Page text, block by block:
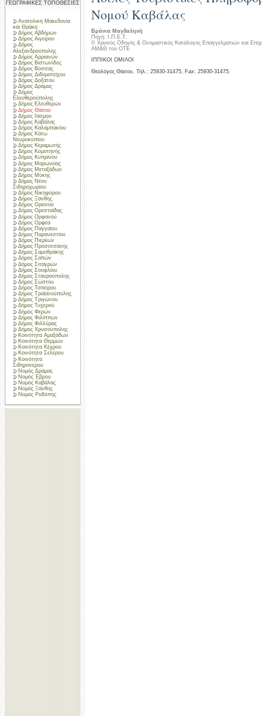
ΓΕΩΓΡΑΦΙΚΕΣ ΤΟΠΟΘΕΣΙΕΣ
Ανατολική Μακεδονία
και Θράκη
Δήμος Αβδήρων
Δήμος Αιγείρου
Δήμος
Αλεξανδρούπολης
Δήμος Αρριανών
Δήμος Βιστωνίδος
Δήμος Βύσσας
Δήμος Διδυμοτείχου
Δήμος Δοξάτου
Δήμος Δράμας
Δήμος
Ελευθερούπολης
Δήμος Ελευθερών
Δήμος Θάσου
Δήμος Ιάσμου
Δήμος Καβάλας
Δήμος Καλαμπακίου
Δήμος Κάτω
Νευροκοπίου
Δήμος Κεραμωτής
Δήμος Κομοτηνής
Δήμος Κυπρίνου
Δήμος Μαρωνείας
Δήμος Μεταξάδων
Δήμος Μύκης
Δήμος Νέου
Σιδηροχωρίου
Δήμος Νικηφόρου
Δήμος Ξάνθης
Δήμος Ορεινού
Δήμος Ορεστιάδας
Δήμος Ορφανού
Δήμος Ορφέα
Δήμος Παγγαίου
Δήμος Παρανεστίου
Δήμος Πιερέων
Δήμος Προσοτσάνης
Δήμος Σαμοθράκης
Δήμος Σαπών
Δήμος Σιταγρών
Δήμος Σουφλίου
Δήμος Σταυρούπολης
Δήμος Σώστου
Δήμος Τοπείρου
Δήμος Τραϊανούπολης
Δήμος Τριγώνου
Δήμος Τυχερού
Δήμος Φερών
Δήμος Φιλίππων
Δήμος Φιλλύρας
Δήμος Χρυσούπολης
Κοινότητα Αμαξάδων
Κοινότητα Θερμών
Κοινότητα Κέχρου
Κοινότητα Σελέρου
Κοινότητα
Σιδηρονέρου
Νομός Δράμας
Νομός Έβρου
Νομός Καβάλας
Νομός Ξάνθης
Νομός Ροδόπης
Νομού Καβάλας
Βράνια Μαγδαληνή
Πηγή: Ι.Π.Ε.Τ.
© Χρυσός Οδηγός & Ονομαστικός Κατάλογος Επαγγελματιών και
ΑΜ&Θ του ΟΤΕ
ΙΠΠΙΚΟΙ ΟΜΙΛΟΙ
Θεολόγος Θάσου, Τηλ.: 25930-31475, Fax: 25930-31475.